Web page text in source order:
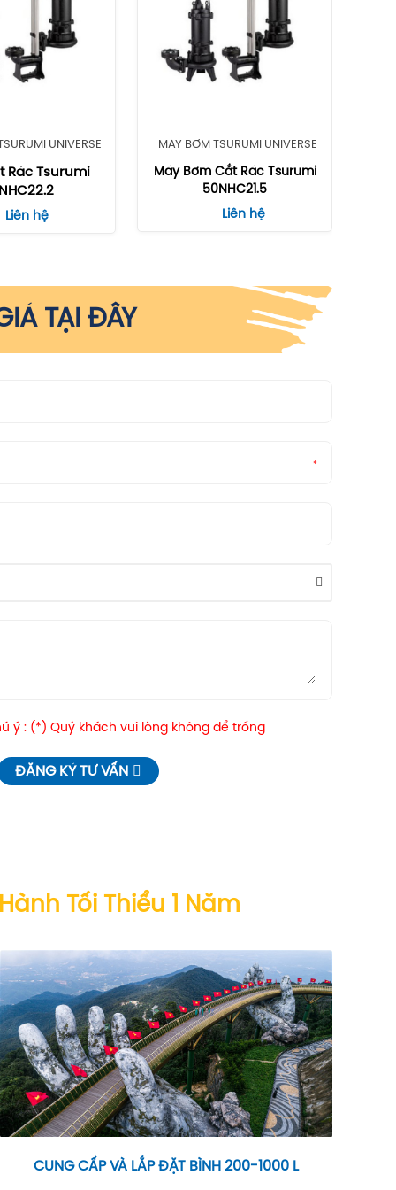
UNIVERSE
Rác Tsurumi
Liên hệ
MÁY BƠM TSURUMI UNIVERSE
Máy Bơm Cắt Rác Tsurumi
50NHC21.5
Liên hệ
TẠI ĐÂY
*
ý : (*) Quý khách vui lòng không để trống
ĐĂNG KÝ TƯ VẤN
Tối Thiểu 1 Năm
CUNG CẤP VÀ LẮP ĐẶT BÌNH 200-1000 L